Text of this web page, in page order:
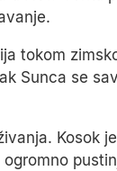
tokom
Sunca se
Kosok